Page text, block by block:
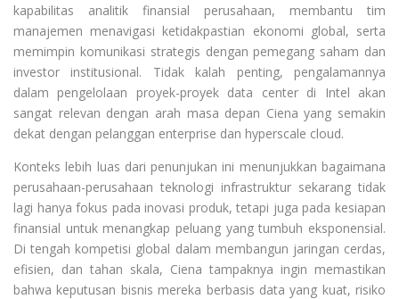
kapabilitas analitik finansial perusahaan, membantu tim
manajemen menavigasi ketidakpastian ekonomi global, serta
memimpin komunikasi strategis dengan pemegang saham dan
investor institusional. Tidak kalah penting, pengalamannya
dalam pengelolaan proyek-proyek data center di Intel akan
sangat relevan dengan arah masa depan Ciena yang semakin
dekat dengan pelanggan enterprise dan hyperscale cloud.
Konteks lebih luas dari penunjukan ini menunjukkan bagaimana
perusahaan-perusahaan teknologi infrastruktur sekarang tidak
lagi hanya fokus pada inovasi produk, tetapi juga pada kesiapan
finansial untuk menangkap peluang yang tumbuh eksponensial.
Di tengah kompetisi global dalam membangun jaringan cerdas,
efisien, dan tahan skala, Ciena tampaknya ingin memastikan
bahwa keputusan bisnis mereka berbasis data yang kuat, risiko